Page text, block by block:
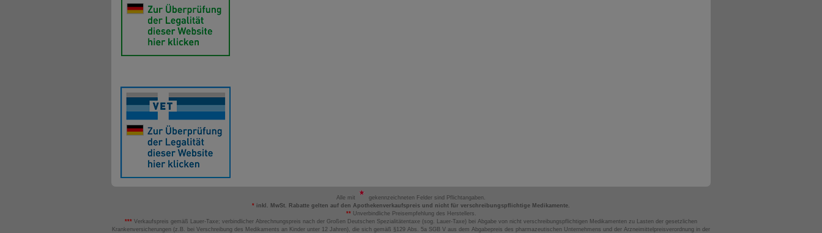
Alle mit
gekennzeichneten Felder sind Pflichtangaben.
* inkl. MwSt. Rabatte gelten auf den Apothekenverkaufspreis und nicht für verschreibungspflichtige Medikamente.
**Unverbindliche Preisempfehlung des Herstellers.
*** Verkaufspreis gemäß Lauer-Taxe; verbindlicher Abrechnungspreis nach der Großen Deutschen Spezialitätentaxe (sog. Lauer-Taxe) bei Abgabe von nicht verschreibungspflichtigen Medikamenten zu Lasten der gesetzlichen
Krankenversicherungen (z.B. bei Verschreibung des Medikaments an Kinder unter 12 Jahren), die sich gemäß §129 Abs. 5a SGB V aus dem Abgabepreis des pharmazeutischen Unternehmens und der Arzneimittelpreisverordnung in der